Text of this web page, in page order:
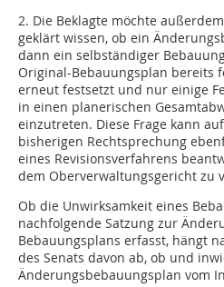
2. Die Beklagte möchte
geklärt wissen, ob ein
dann ein selbständiger
Original-Bebauungsplan bereits
erneut festsetzt und nur einige
in einen planerischen
einzutreten. Diese Fra­ge kann
bisherigen Rechtsprechung
eines Revisionsverfahrens
dem Oberverwaltungsgericht zu
Ob die Unwirksamkeit eines
nachfolgende Satzung zur
Bebauungsplans erfasst, hängt
des Senats davon ab, ob und
Änderungsbebauungsplan vom